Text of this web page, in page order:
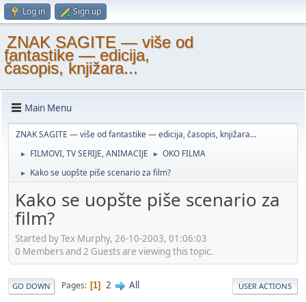
Log in Sign up
ZNAK SAGITE — više od
fantastike — edicija,
časopis, knjižara...
Main Menu
ZNAK SAGITE — više od fantastike — edicija, časopis, knjižara...
► FILMOVI, TV SERIJE, ANIMACIJE ► OKO FILMA
► Kako se uopšte piše scenario za film?
Kako se uopšte piše scenario za
film?
Started by Tex Murphy, 26-10-2003, 01:06:03
0 Members and 2 Guests are viewing this topic.
GO DOWN Pages 1 2 All USER ACTIONS